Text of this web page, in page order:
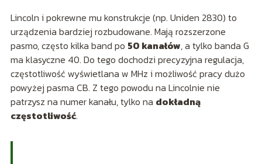
Lincoln i pokrewne mu konstrukcje (np. Uniden 2830) to
urządzenia bardziej rozbudowane. Mają rozszerzone
pasmo, często kilka band po 50 kanałów, a tylko banda G
ma klasyczne 40. Do tego dochodzi precyzyjna regulacja,
częstotliwość wyświetlana w MHz i możliwość pracy dużo
powyżej pasma CB. Z tego powodu na Lincolnie nie
patrzysz na numer kanału, tylko na dokładną
częstotliwość.